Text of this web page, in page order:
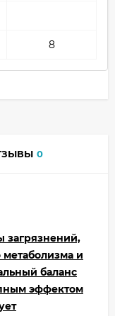
8
0
загрязнений,
и
баланс
эффектом